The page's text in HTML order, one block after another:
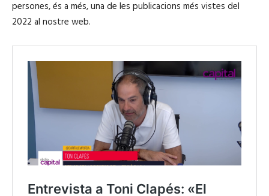
persones, és a més, una de les publicacions més vistes del
2022 al nostre web.